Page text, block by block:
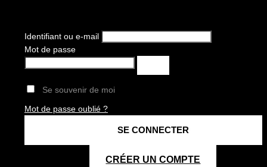
Identifiant ou e-mail
Mot de passe
Se souvenir de moi
Mot de passe oublié ?
CRÉER UN COMPTE